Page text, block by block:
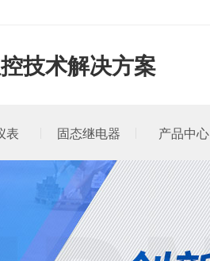
技术解决方案
表 固态继电器 产品中心